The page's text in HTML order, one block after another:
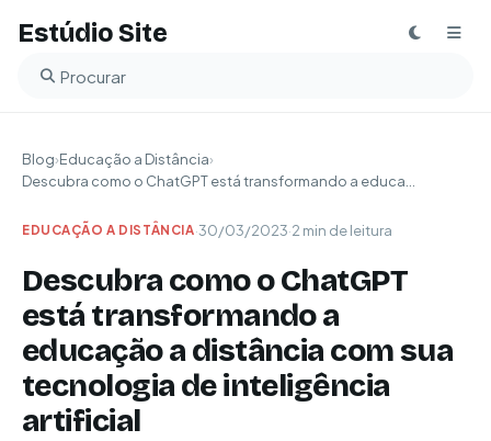
Estúdio Site
Buscar no blog
Blog›Educação a Distância›
Descubra como o ChatGPT está transformando a educa...
EDUCAÇÃO A DISTÂNCIA·30/03/2023·2 min de leitura
Descubra como o ChatGPT
está transformando a
educação a distância com sua
tecnologia de inteligência
artificial